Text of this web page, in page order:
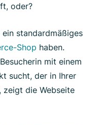
oder?
ein standardmäßiges
Shop haben.
mit einem
sucht, der in Ihrer
zeigt die Webseite